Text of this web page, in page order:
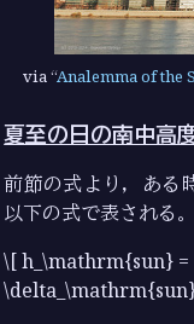
via Analemma of the
夏至の日の南中高
前節の式より，ある
以下の式で表される。
\[ h_\mathrm{sun}